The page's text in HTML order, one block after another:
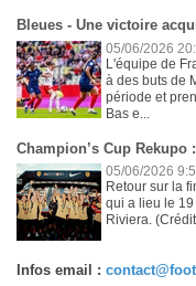
Bleues - Une victoire
05/06/2026
L'équipe de
à des buts de
période et
Bas e...
Champion’s Cup Rekupo
05/06/2026
Retour sur la
qui a lieu le
Riviera.
Infos email :